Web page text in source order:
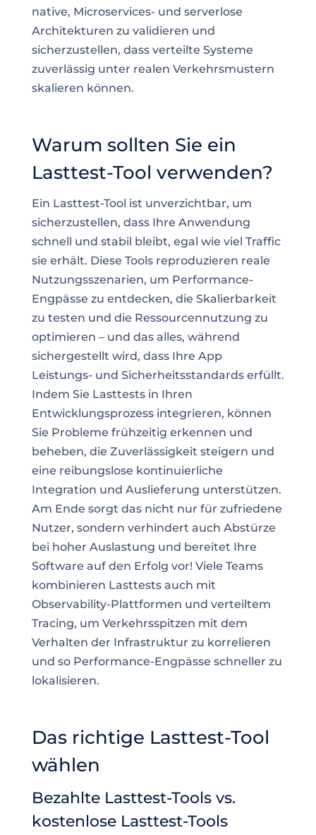
native, Microservices- und serverlose
Architekturen zu validieren und
sicherzustellen, dass verteilte Systeme
zuverlässig unter realen Verkehrsmustern
skalieren können.
Warum sollten Sie ein
Lasttest-Tool verwenden?
Ein Lasttest-Tool ist unverzichtbar, um
sicherzustellen, dass Ihre Anwendung
schnell und stabil bleibt, egal wie viel Traffic
sie erhält. Diese Tools reproduzieren reale
Nutzungsszenarien, um Performance-
Engpässe zu entdecken, die Skalierbarkeit
zu testen und die Ressourcennutzung zu
optimieren – und das alles, während
sichergestellt wird, dass Ihre App
Leistungs- und Sicherheitsstandards erfüllt.
Indem Sie Lasttests in Ihren
Entwicklungsprozess integrieren, können
Sie Probleme frühzeitig erkennen und
beheben, die Zuverlässigkeit steigern und
eine reibungslose kontinuierliche
Integration und Auslieferung unterstützen.
Am Ende sorgt das nicht nur für zufriedene
Nutzer, sondern verhindert auch Abstürze
bei hoher Auslastung und bereitet Ihre
Software auf den Erfolg vor! Viele Teams
kombinieren Lasttests auch mit
Observability-Plattformen und verteiltem
Tracing, um Verkehrsspitzen mit dem
Verhalten der Infrastruktur zu korrelieren
und so Performance-Engpässe schneller zu
lokalisieren.
Das richtige Lasttest-Tool
wählen
Bezahlte Lasttest-Tools vs.
kostenlose Lasttest-Tools